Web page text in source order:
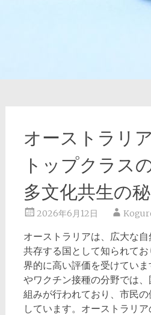
オーストラリ
トップクラス
多文化共生の
2026年6月12日
オーストラリアは、広大な
共存する国として知られて
界的に高い評価を受けていま
やワクチン接種の分野では
組みが行われており、市民
しています。オーストラリ